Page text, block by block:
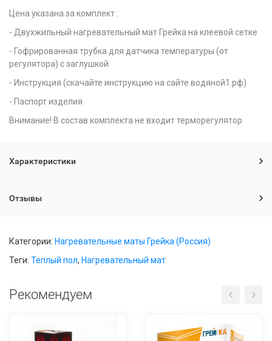
Цена указана за комплект :
- Двухжильный нагревательный мат Грейка на клеевой сетке
- Гофрированная трубка для датчика температуры (от
регулятора) с заглушкой
- Инструкция (скачайте инструкцию на сайте водяной1.рф)
- Паспорт изделия
Внимание! В состав комплекта не входит терморегулятор
Характеристики
Отзывы
Категории: Нагревательные маты Грейка (Россия)
Теги: Теплый пол, Нагревательный мат
Рекомендуем